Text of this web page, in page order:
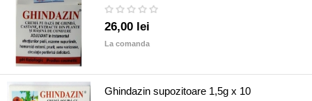
26,00 lei
La comanda
Ghindazin supozitoare 1,5g x 10